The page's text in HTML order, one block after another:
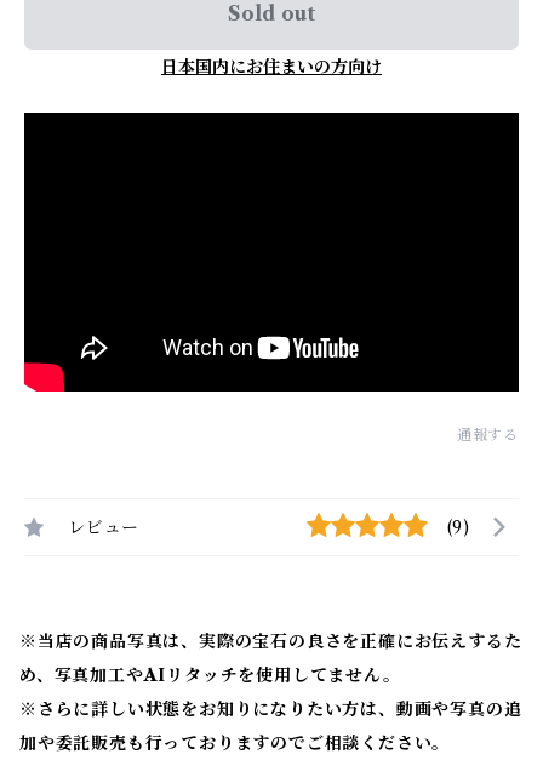
Sold out
日本国内にお住まいの方向け
通報する
レビュー (9)
※当店の商品写真は、実際の宝石の良さを正確にお伝えするた
め、写真加工やAIリタッチを使用してません。
※ さらに詳しい状態をお知りになりたい方は、動画や写真の追
加や委託販売も行っておりますのでご相談ください。